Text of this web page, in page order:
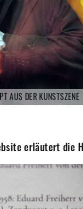
AUS DER KUNSTSZENE
erläutert die